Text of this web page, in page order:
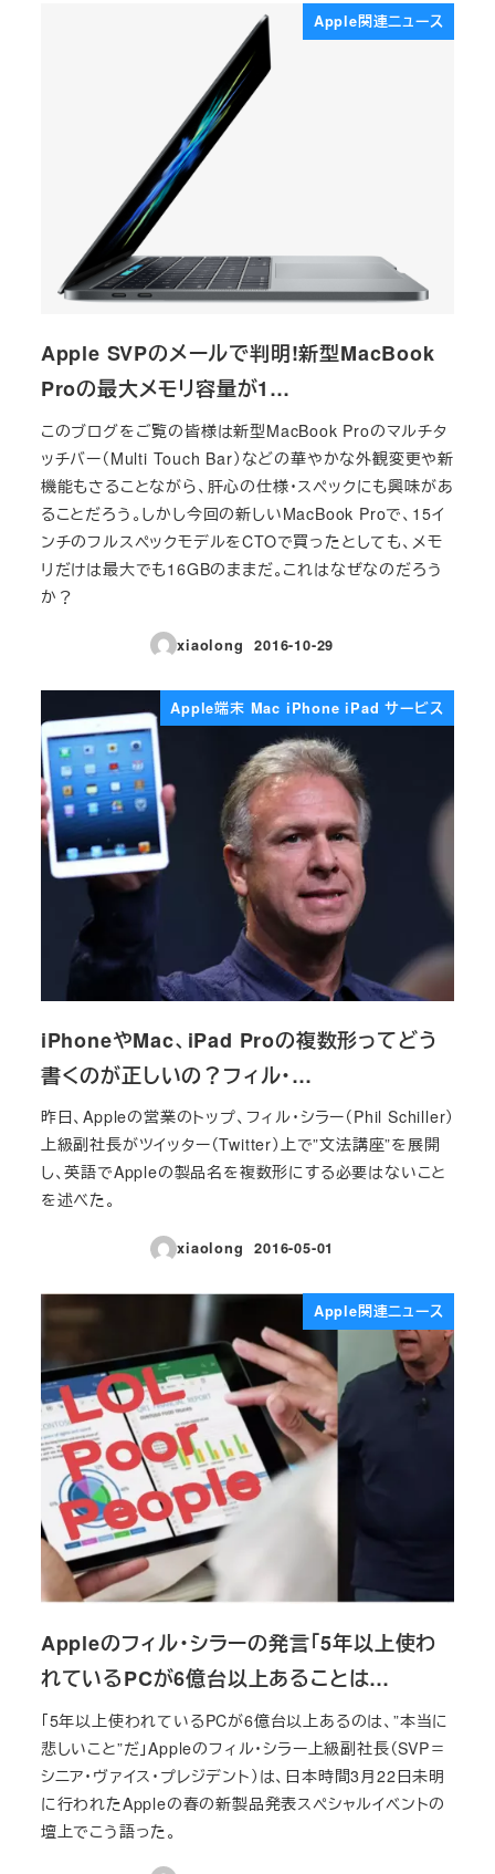
Apple関連ニュース
Apple SVPのメールで判明!新型MacBook
Proの最大メモリ容量が1…
このブログをご覧の皆様は新型MacBook Proのマルチタ
ッチバー（Multi Touch Bar）などの華やかな外観変更や新
機能もさることながら、肝心の仕様・スペックにも興味があ
ることだろう。しかし今回の新しいMacBook Proで、15イ
ンチのフルスペックモデルをCTOで買ったとしても、メモ
リだけは最大でも16GBのままだ。これはなぜなのだろう
か？
xiaolong
投稿日
2016-10-29
Apple端末 Mac iPhone iPad サービス
iPhoneやMac、iPad Proの複数形ってどう
書くのが正しいの？フィル・…
昨日、Appleの営業のトップ、フィル・シラー（Phil Schiller）
上級副社長がツイッター（Twitter）上で”文法講座”を展開
し、英語でAppleの製品名を複数形にする必要はないこと
を述べた。
xiaolong
投稿日
2016-05-01
Apple関連ニュース
Appleのフィル・シラーの発言「5年以上使わ
れているPCが6億台以上あることは…
「5年以上使われているPCが6億台以上あるのは、”本当に
悲しいこと”だ」Appleのフィル・シラー上級副社長（SVP＝
シニア・ヴァイス・プレジデント）は、日本時間3月22日未明
に行われたAppleの春の新製品発表スペシャルイベントの
壇上でこう語った。